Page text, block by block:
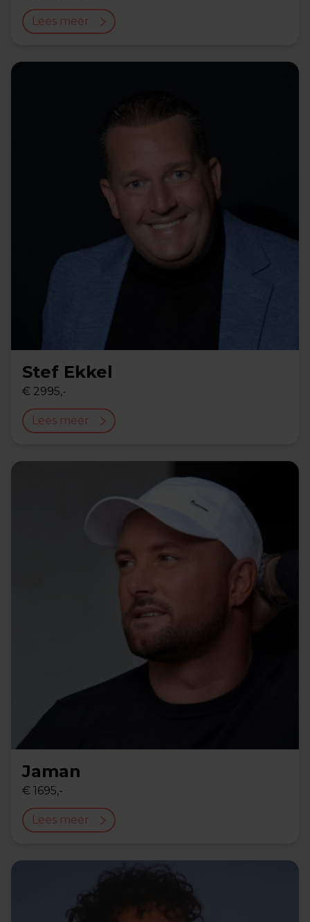
Lees meer
Stef Ekkel
€ 2995,-
Lees meer
Jaman
€ 1695,-
Lees meer